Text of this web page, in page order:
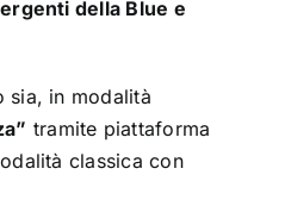
della Blue e
sia, in modalità
a” tramite piattaforma
alità classica con